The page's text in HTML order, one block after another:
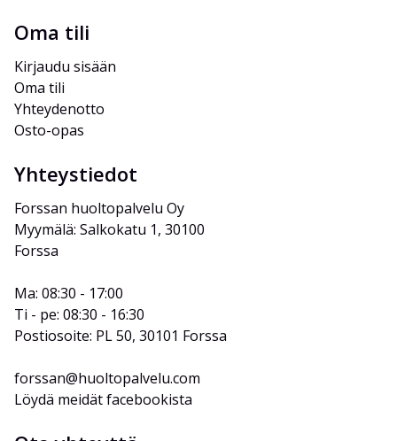
Oma tili
Kirjaudu sisään
Oma tili
Yhteydenotto
Osto-opas
Yhteystiedot
Forssan huoltopalvelu Oy
Myymälä: Salkokatu 1, 30100
Forssa
Ma: 08:30 - 17:00
Ti - pe: 08:30 - 16:30
Postiosoite: PL 50, 30101 Forssa
forssan@huoltopalvelu.com
Löydä meidät facebookista